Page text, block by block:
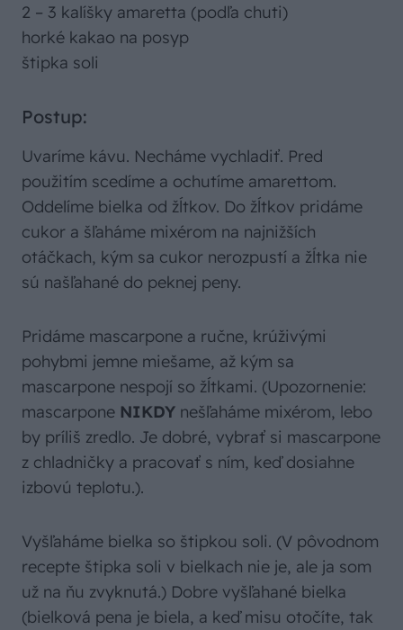
2 – 3 kalíšky amaretta (podľa chuti)
horké kakao na posyp
štipka soli
Postup:
Uvaríme kávu. Necháme vychladiť. Pred
použitím scedíme a ochutíme amarettom.
Oddelíme bielka od žĺtkov. Do žĺtkov pridáme
cukor a šľaháme mixérom na najnižších
otáčkach, kým sa cukor nerozpustí a žĺtka nie
sú našľahané do peknej peny.
Pridáme mascarpone a ručne, krúživými
pohybmi jemne miešame, až kým sa
mascarpone nespojí so žĺtkami. (Upozornenie:
mascarpone NIKDY nešľaháme mixérom, lebo
by príliš zredlo. Je dobré, vybrať si mascarpone
z chladničky a pracovať s ním, keď dosiahne
izbovú teplotu.).
Vyšľaháme bielka so štipkou soli. (V pôvodnom
recepte štipka soli v bielkach nie je, ale ja som
už na ňu zvyknutá.) Dobre vyšľahané bielka
(bielková pena je biela, a keď misu otočíte, tak